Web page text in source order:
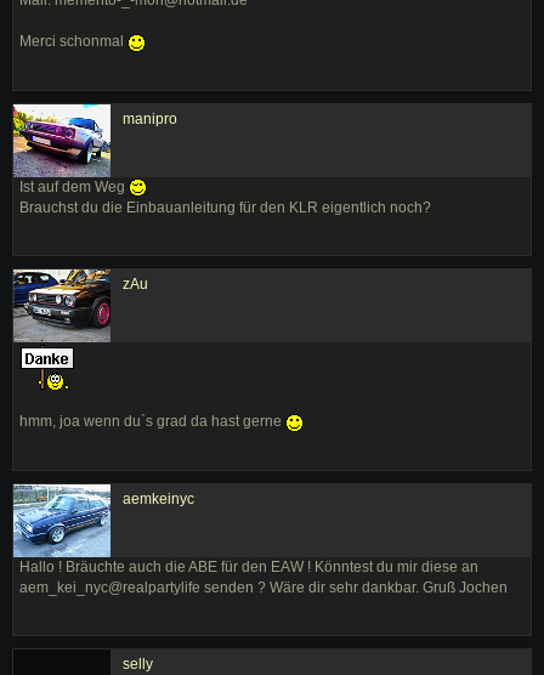
Merci schonmal
manipro
Ist auf dem Weg
Brauchst du die Einbauanleitung für den KLR eigentlich noch?
zAu
hmm, joa wenn du`s grad da hast gerne
aemkeinyc
Hallo ! Bräuchte auch die ABE für den EAW ! Könntest du mir diese an
aem_kei_nyc@realpartylife senden ? Wäre dir sehr dankbar. Gruß Jochen
selly